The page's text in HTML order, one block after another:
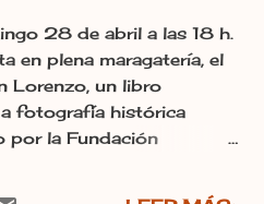
28 de abril a las 18 h.
en plena maragatería, el
Lorenzo, un libro
fotografía histórica
por la Fundación